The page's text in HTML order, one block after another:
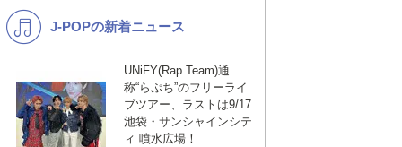
K-POP 演歌・歌謡
洋楽
VTuber ディズニー
J-POPの新着ニュース
UNiFY(Rap Team)通
称“らぷち”のフリーライ
ブツアー、ラストは9/17
池袋・サンシャインシテ
ィ 噴水広場！